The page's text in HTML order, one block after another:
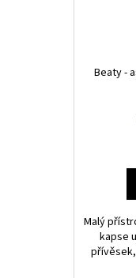
Beaty -
Malý
kapse